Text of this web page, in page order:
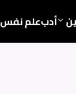
أدبعلم نفس